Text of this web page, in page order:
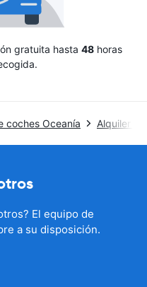
gratuita hasta 48 horas
coches Oceanía Alquiler
El equipo de
a su disposición.